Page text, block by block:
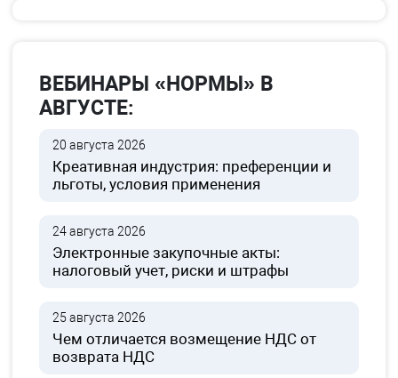
ВЕБИНАРЫ «НОРМЫ» В
АВГУСТЕ:
20 августа 2026
Креативная индустрия: преференции и
льготы, условия применения
24 августа 2026
Электронные закупочные акты:
налоговый учет, риски и штрафы
25 августа 2026
Чем отличается возмещение НДС от
возврата НДС